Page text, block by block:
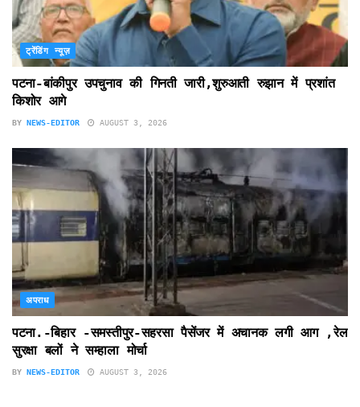
ट्रेंडिंग न्यूज़
पटना-बांकीपुर उपचुनाव की गिनती जारी,शुरुआती रुझान में प्रशांत
किशोर आगे
BY NEWS-EDITOR AUGUST 3, 2026
अपराध
पटना.-बिहार -समस्तीपुर-सहरसा पैसेंजर में अचानक लगी आग ,रेल
सुरक्षा बलों ने सम्हाला मोर्चा
BY NEWS-EDITOR AUGUST 3, 2026